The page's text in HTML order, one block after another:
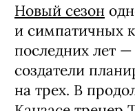
Новый сезон
и симпатичных
последних лет
создатели
на трех. В